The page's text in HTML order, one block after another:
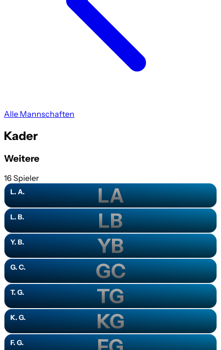
Alle Mannschaften
Kader
Weitere
16 Spieler
LA
L. A.
LB
L. B.
YB
Y. B.
GC
G. C.
TG
T. G.
KG
K. G.
F. G.